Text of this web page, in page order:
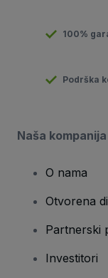
100%
Podrška
Naša kompanija
O nama
Otvorena
Partnerski
Investitori